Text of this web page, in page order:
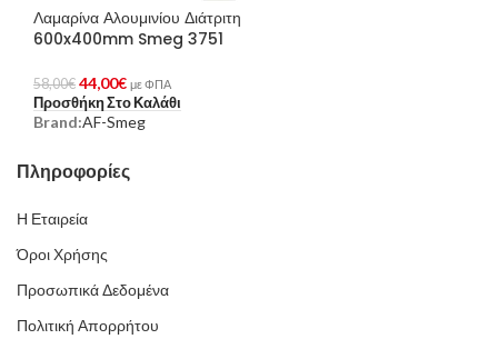
Λαμαρίνα Αλουμινίου Διάτριτη
600x400mm Smeg 3751
58,00€ 44,00€ με ΦΠΑ
Προσθήκη Στο Καλάθι
Brand:AF-Smeg
Πληροφορίες
Η Εταιρεία
Όροι Χρήσης
Προσωπικά Δεδομένα
Πολιτική Απορρήτου